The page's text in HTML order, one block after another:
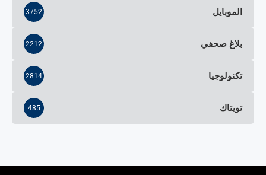
الموبايل 3752
بلاغ صحفي 2212
تكنولوجيا 2814
تويتاك 485